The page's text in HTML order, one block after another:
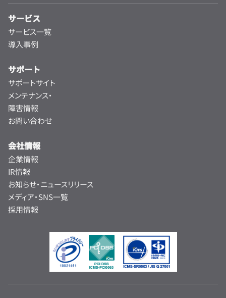
活用・導入
BCP（事業継続計画）の基礎から策定手順、クラウドを
活用した運用方法、業界別の具体的な事例までを体系的に
解説しています。
記事を読む